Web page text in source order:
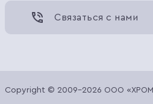
Связаться с нами
Copyright © 2009-2026 ООО